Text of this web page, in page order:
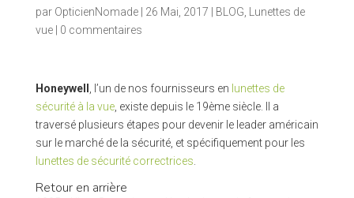
par OpticienNomade| 26 Mai, 2017 BLOG
Lunettes de
vue| 0 commentaires
Honeywell , l’un de nos fournisseurs en lunettes de
sécurité à la vue, existe depuis le 19ème siècle. Il a
traversé plusieurs étapes pour devenir le leader américain
sur le marché de la sécurité, et spécifiquement pour les
lunettes de sécurité correctrices
Retour en arrière